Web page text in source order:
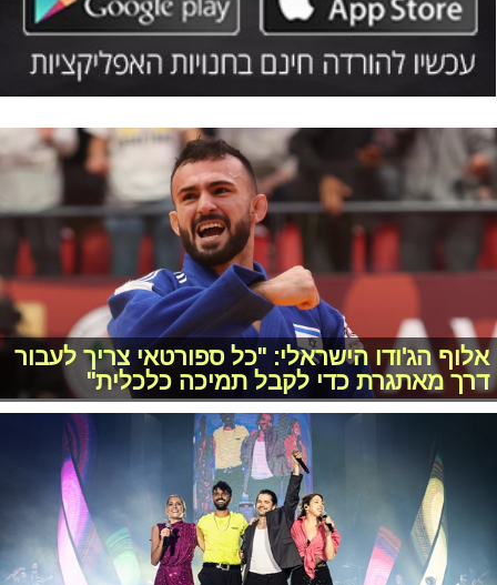
אלוף הג'ודו הישראלי: "כל ספורטאי צריך לעבור
דרך מאתגרת כדי לקבל תמיכה כלכלית"